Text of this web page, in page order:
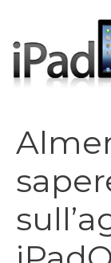
contenuto